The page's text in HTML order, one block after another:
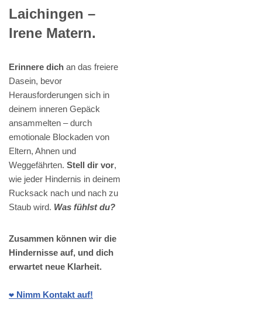
Laichingen –
Irene Matern.
Erinnere dich an das freiere
Dasein, bevor
Herausforderungen sich in
deinem inneren Gepäck
ansammelten – durch
emotionale Blockaden von
Eltern, Ahnen und
Weggefährten. Stell dir vor,
wie jeder Hindernis in deinem
Rucksack nach und nach zu
Staub wird. Was fühlst du?
Zusammen können wir die
Hindernisse auf, und dich
erwartet neue Klarheit.
❤️ Nimm Kontakt auf!